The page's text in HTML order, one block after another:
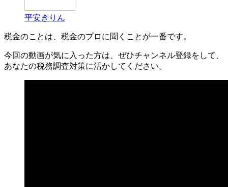
平安きりん
税金のことは、税金のプロに聞くことが一番です。
今回の動画が気に入った方は、ぜひチャンネル登録をして、
あなたの税務調査対策に活かしてください。